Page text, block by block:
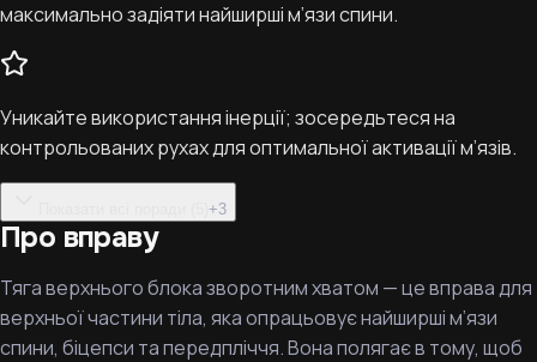
максимально задіяти найширші м’язи спини.
Уникайте використання інерції; зосередьтеся на
контрольованих рухах для оптимальної активації м’язів.
+3
Про вправу
Тяга верхнього блока зворотним хватом — це вправа для
верхньої частини тіла, яка опрацьовує найширші м’язи
спини, біцепси та передпліччя. Вона полягає в тому, щоб